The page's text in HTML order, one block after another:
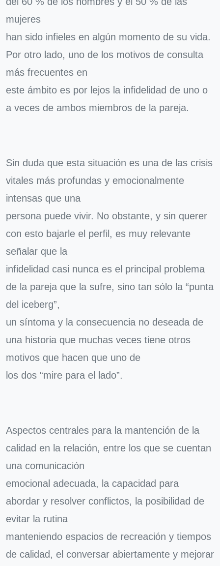
mujeres
han sido infieles en algún momento de su vida.
Por otro lado, uno de los motivos de consulta
más frecuentes en
este ámbito es por lejos la infidelidad de uno o
a veces de ambos miembros de la pareja.
Sin duda que esta situación es una de las crisis
vitales más profundas y emocionalmente
intensas que una
persona puede vivir. No obstante, y sin querer
con esto bajarle el perfil, es muy relevante
señalar que la
infidelidad casi nunca es el principal problema
de la pareja que la sufre, sino tan sólo la “punta
del iceberg”,
un síntoma y la consecuencia no deseada de
una historia que muchas veces tiene otros
motivos que hacen que uno de
los dos “mire para el lado”.
Aspectos centrales para la mantención de la
calidad en la relación, entre los que se cuentan
una comunicación
emocional adecuada, la capacidad para
abordar y resolver conflictos, la posibilidad de
evitar la rutina
manteniendo espacios de recreación y tiempos
de calidad, el conversar abiertamente y mejorar